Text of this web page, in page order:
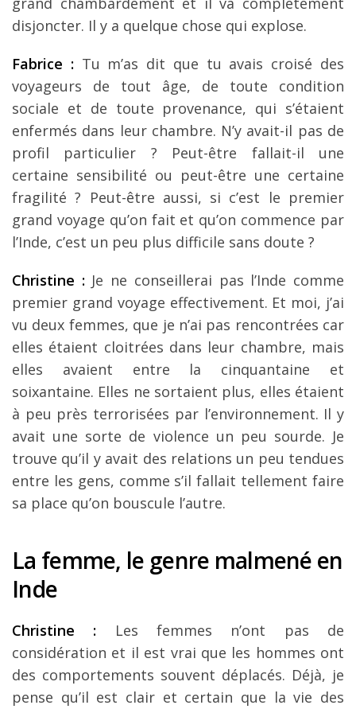
disjoncter. Il y a quelque chose qui explose.
Fabrice :Tu m’as dit que tu avais croisé des
voyageurs de tout âge, de toute condition
sociale et de toute provenance, qui s’étaient
enfermés dans leur chambre. N’y avait-il pas de
profil particulier ? Peut-être fallait-il une
certaine sensibilité ou peut-être une certaine
fragilité ? Peut-être aussi, si c’est le premier
grand voyage qu’on fait et qu’on commence par
l’Inde, c’est un peu plus difficile sans doute ?
Christine :Je ne conseillerai pas l’Inde comme
premier grand voyage effectivement. Et moi, j’ai
vu deux femmes, que je n’ai pas rencontrées car
elles étaient cloitrées dans leur chambre, mais
elles avaient entre la cinquantaine et
soixantaine. Elles ne sortaient plus, elles étaient
à peu près terrorisées par l’environnement. Il y
avait une sorte de violence un peu sourde. Je
trouve qu’il y avait des relations un peu tendues
entre les gens, comme s’il fallait tellement faire
sa place qu’on bouscule l’autre.
La femme, le genre malmené en
Inde
Christine : Les femmes n’ont pas de
considération et il est vrai que les hommes ont
des comportements souvent déplacés. Déjà, je
pense qu’il est clair et certain que la vie des